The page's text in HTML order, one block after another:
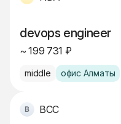
devops engineer
~ 199 731 ₽
middle офис Алматы
BCC